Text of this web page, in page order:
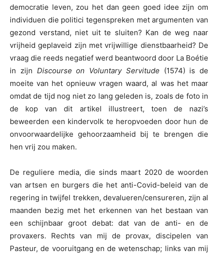
democratie leven, zou het dan geen goed idee zijn om
individuen die politici tegenspreken met argumenten van
gezond verstand, niet uit te sluiten? Kan de weg naar
vrijheid geplaveid zijn met vrijwillige dienstbaarheid? De
vraag die reeds negatief werd beantwoord door La Boétie
in zijn Discourse on Voluntary Servitude (1574) is de
moeite van het opnieuw vragen waard, al was het maar
omdat de tijd nog niet zo lang geleden is, zoals de foto in
de kop van dit artikel illustreert, toen de nazi’s
beweerden een kindervolk te heropvoeden door hun de
onvoorwaardelijke gehoorzaamheid bij te brengen die
hen vrij zou maken.
De reguliere media, die sinds maart 2020 de woorden
van artsen en burgers die het anti-Covid-beleid van de
regering in twijfel trekken, devalueren/censureren, zijn al
maanden bezig met het erkennen van het bestaan van
een schijnbaar groot debat: dat van de anti- en de
provaxers. Rechts van mij de provax, discipelen van
Pasteur, de vooruitgang en de wetenschap; links van mij